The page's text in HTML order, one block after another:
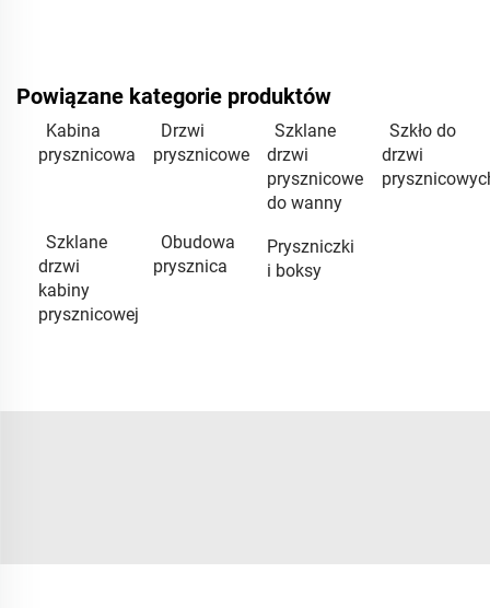
Powiązane kategorie produktów
Kabina
prysznicowa
Drzwi
prysznicowe
Szklane
drzwi
prysznicowe
do wanny
Szkło do
drzwi
Szklane
drzwi
kabiny
prysznicowej
Obudowa
prysznica
Pryszniczki
i boksy